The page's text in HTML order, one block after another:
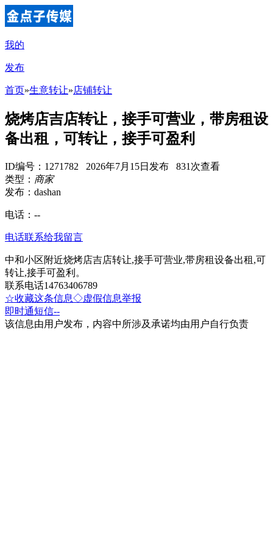
我的
发布
首页»生意转让»店铺转让
烧烤店吉店转让，接手可营业，带房租设
备出租，可转让，接手可盈利
ID编号：1271782 2026年7月15日发布 831次查看
类型： 商家
发布：dashan
电话： --
电话联系给我留言
中和小区附近烧烤店吉店转让,接手可营业,带房租设备出租,可
转让,接手可盈利。
联系电话14763406789
☆收藏这条信息◇虚假信息举报
即时通短信--
该信息由用户发布，内容中所涉及承诺均由用户自行负责